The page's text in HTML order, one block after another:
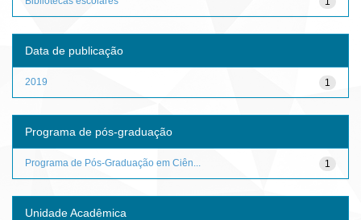
Data de publicação
1
2019
Programa de pós-graduação
1
Programa de Pós-Graduação em Ciên...
Unidade Acadêmica